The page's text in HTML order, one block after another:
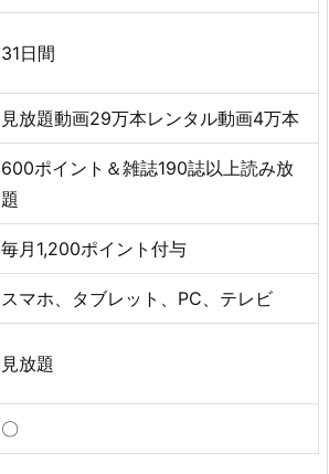
31日間
見放題動画29万本レンタル動画4万本
600ポイント＆雑誌190誌以上読み放
題
毎月1,200ポイント付与
スマホ、タブレット、PC、テレビ
見放題
〇